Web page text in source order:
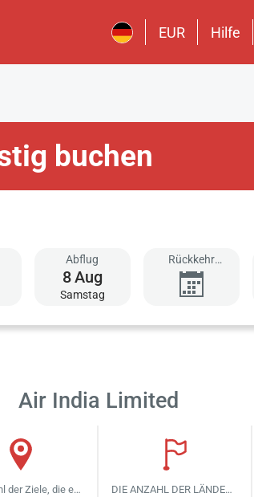
EUR Hilfe
buchen
Abflug
8Aug
Samstag
Rückkehr
hinzufügen
Air India Limited
Die Anzahl der Ziele, die es fliegt DIE ANZAHL DER LÄNDER, DIE ES FLIEGT